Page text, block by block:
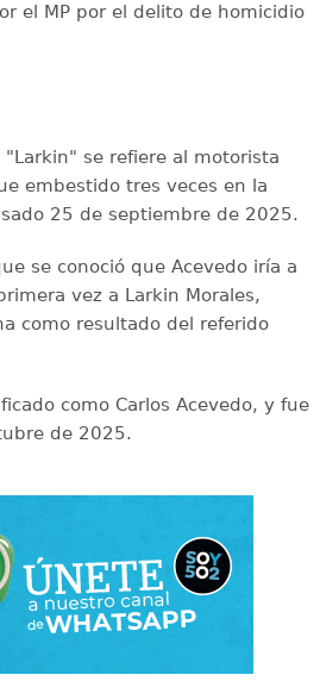
el MP por el delito de homicidio
"Larkin" se refiere al motorista
embestido tres veces en la
25 de septiembre de 2025.
se conoció que Acevedo iría a
vez a Larkin Morales,
como resultado del referido
como Carlos Acevedo, y fue
de 2025.